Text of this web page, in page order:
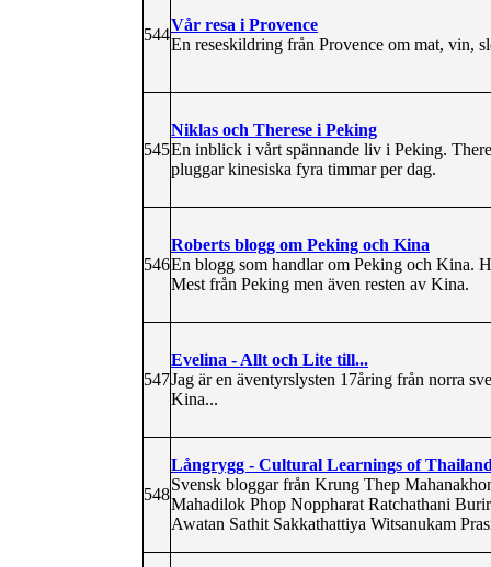
544
Vår resa i Provence
En reseskildring från Provence om mat, vin,
545
Niklas och Therese i Peking
En inblick i vårt spännande liv i Peking.
pluggar kinesiska fyra timmar per dag.
546
Roberts blogg om Peking och Kina
En blogg som handlar om Peking och Kina.
Mest från Peking men även resten av Kina.
547
Evelina - Allt och Lite till...
Jag är en äventyrslysten 17åring från norra
Kina...
548
Långrygg - Cultural Learnings of
Svensk bloggar från Krung Thep
Mahadilok Phop Noppharat Ratchathani
Awatan Sathit Sakkathattiya Witsanukam